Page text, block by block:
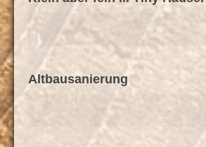
Altbausanierung